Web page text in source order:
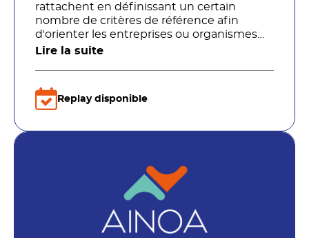
rattachent en définissant un certain
nombre de critères de référence afin
d'orienter les entreprises ou organismes
de formation qui envisagent de démarrer
Lire la suite
Replay disponible